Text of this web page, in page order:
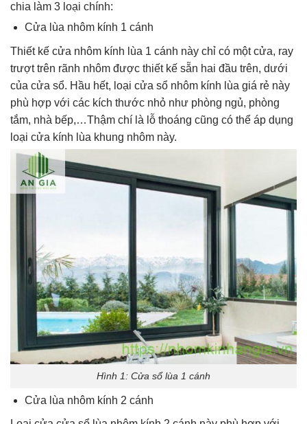
chia làm 3 loại chính:
Cửa lùa nhôm kính 1 cánh
Thiết kế cửa nhôm kính lùa 1 cánh này chỉ có một cửa, ray
trượt trên rãnh nhôm được thiết kế sẵn hai đầu trên, dưới
của cửa sổ. Hầu hết, loại cửa sổ nhôm kính lùa giá rẻ này
phù hợp với các kích thước nhỏ như phòng ngủ, phòng
tắm, nhà bếp,…Thậm chí là lỗ thoáng cũng có thể áp dụng
loại cửa kính lùa khung nhôm này.
Hình 1: Cửa sổ lùa 1 cánh
Cửa lùa nhôm kính 2 cánh